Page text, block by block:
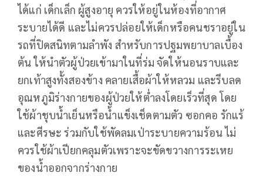
ได้แก่ เด็กเล็ก ผู้สูงอายุ ควรให้อยู่ในห้องที่อากาศ
ระบายได้ดี และไม่ควรปล่อยให้เด็กหรือคนชราอยู่ใน
รถที่ปิดสนิทตามลำพัง สำหรับการปฐมพยาบาลเบื้อง
ต้น ให้นำตัวผู้ป่วยเข้ามาในที่ร่ม จัดให้นอนราบและ
ยกเท้าสูงทั้งสองข้าง คลายเสื้อผ้าให้หลวม และรีบลด
อุณหภูมิร่างกายของผู้ป่วยให้ต่ำลงโดยเร็วที่สุด โดย
ใช้ผ้าชุบน้ำเย็นหรือน้ำแข็งเช็ดตามตัว ซอกคอ รักแร้
และศีรษะ ร่วมกับใช้พัดลมเป่าระบายความร้อน ไม่
ควรใช้ผ้าเปียกคลุมตัวเพราะจะขัดขวางการระเหย
ของน้ำออกจากร่างกาย